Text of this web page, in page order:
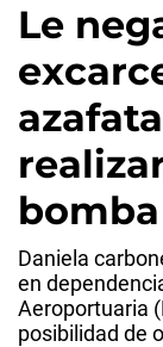
Le
bomba
Daniela
en
Aeroportuaria
posibilidad de